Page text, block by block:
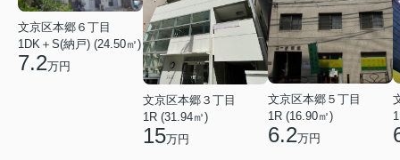
文京区本郷６丁目
1DK＋S(納戸) (24.50㎡)
7.2万円
文京区本郷３丁目
1R (31.94㎡)
15万円
文京区本郷５丁目
1R (16.90㎡)
6.2万円